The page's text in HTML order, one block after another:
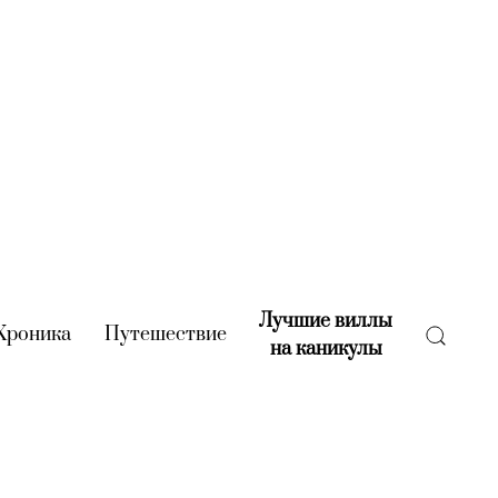
(current)
Путешествие(current)
Лучшие виллы
на каникулы(current)